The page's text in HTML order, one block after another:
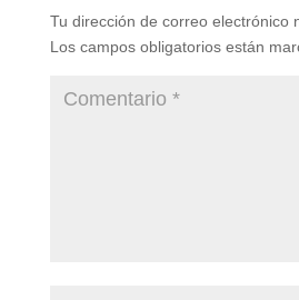
Tu dirección de correo electrónico
Los campos obligatorios están